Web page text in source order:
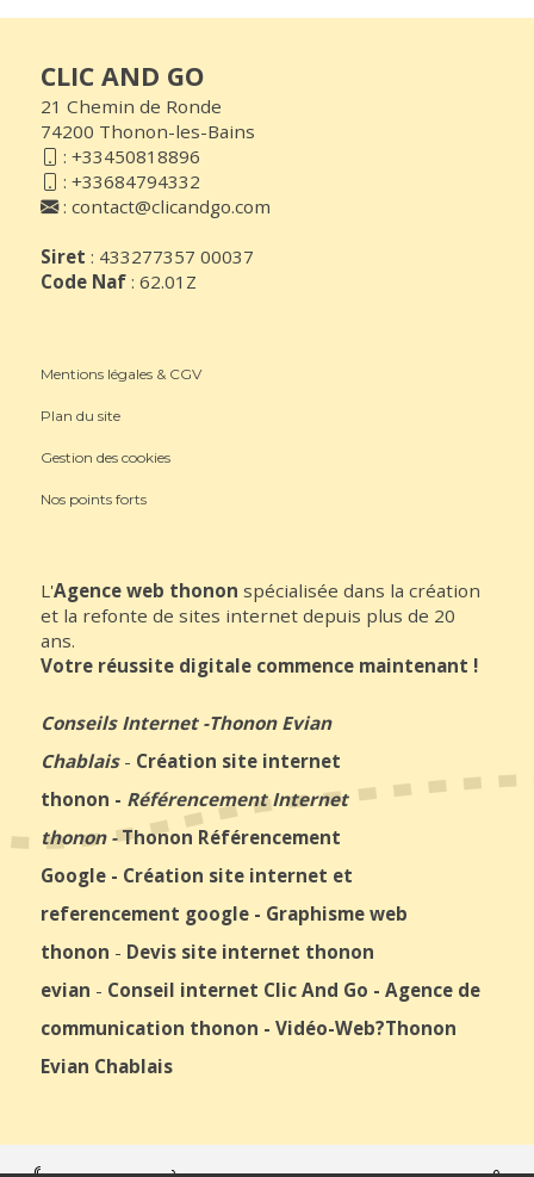
CLIC AND GO
21 Chemin de Ronde
74200 Thonon-les-Bains
: +33450818896
: +33684794332
: contact@clicandgo.com
Siret : 433277357 00037
Code Naf : 62.01Z
Mentions légales & CGV
Plan du site
Gestion des cookies
Nos points forts
L'Agence web thonon spécialisée dans la création
et la refonte de sites internet depuis plus de 20
ans.
Votre réussite digitale commence maintenant !
Conseils Internet-Thonon Evian
Chablais- Création site internet
thonon - Référencement Internet
thonon-Thonon Référencement
Google - Création site internet et
referencement google - Graphisme web
thonon - Devis site internet thonon
evian - Conseil internet Clic And Go - Agence de
communication thonon - Vidéo-Web?Thonon
Evian Chablais